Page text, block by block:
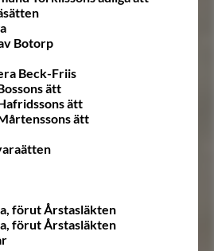
Botorp
Beck-Friis
ätt
ätt
ätt
förut Årstasläkten
förut Årstasläkten